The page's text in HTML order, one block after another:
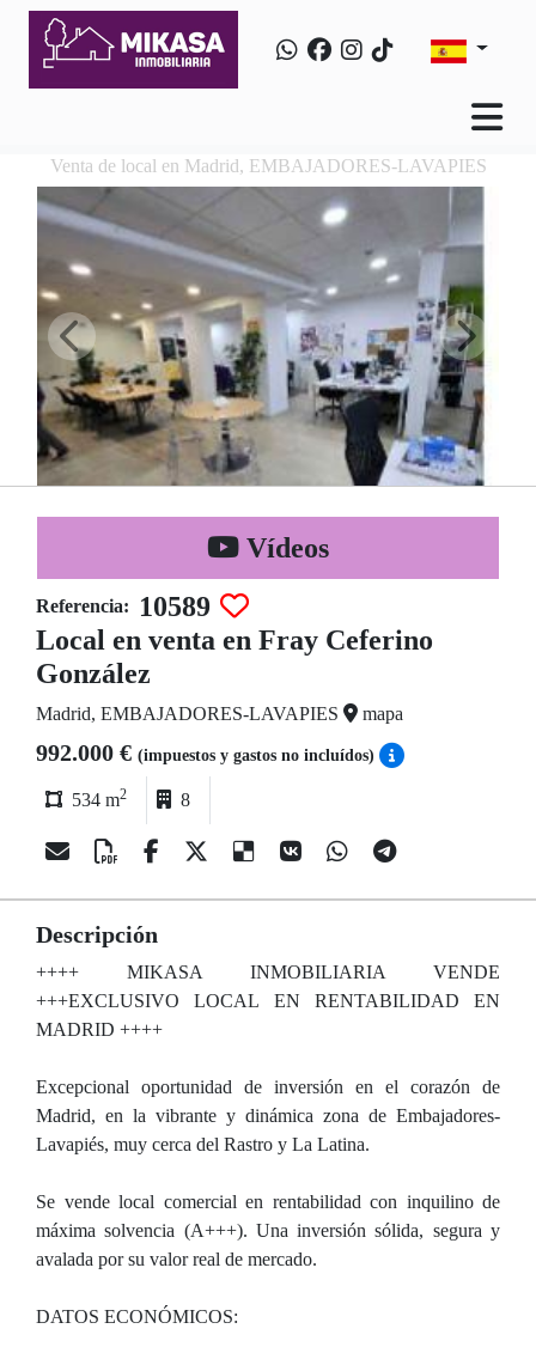
Venta de local en Madrid, EMBAJADORES-LAVAPIES
Vídeos
Referencia:
10589
Local en venta en Fray Ceferino
González
Madrid, EMBAJADORES-LAVAPIES mapa
992.000 € (impuestos y gastos no incluídos)
534 m2 8
Descripción
++++ MIKASA INMOBILIARIA VENDE
+++EXCLUSIVO LOCAL EN RENTABILIDAD EN
MADRID ++++
Excepcional oportunidad de inversión en el corazón de
Madrid, en la vibrante y dinámica zona de Embajadores-
Lavapiés, muy cerca del Rastro y La Latina.
Se vende local comercial en rentabilidad con inquilino de
máxima solvencia (A+++). Una inversión sólida, segura y
avalada por su valor real de mercado.
DATOS ECONÓMICOS: